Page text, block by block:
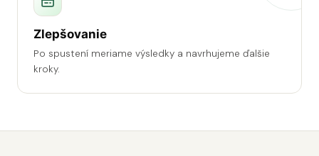
Zlepšovanie
Po spustení meriame výsledky a navrhujeme ďalšie
kroky.